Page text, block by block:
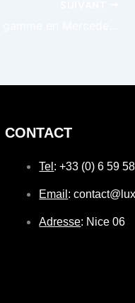
CONTACT
Tel : +33 (0) 6 59
Email :
Adresse: Nice 06